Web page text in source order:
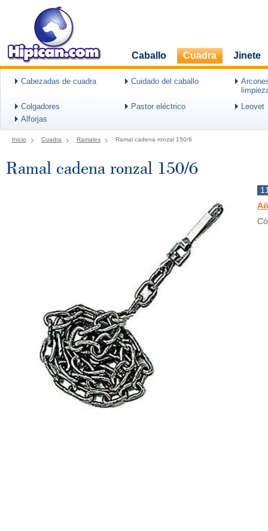
Caballo Cuadra Jinete
Cabezadas de cuadra Cuidado del caballo
Colgadores
Pastor eléctrico
Leovet
Alforjas
Inicio Cuadra Ramales Ramal cadena ronzal 150/6
Ramal cadena ronzal 150/6